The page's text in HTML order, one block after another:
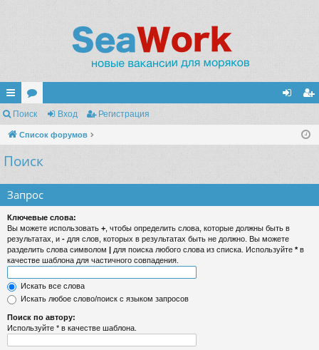
с
ы
лк
ор
ум
ы
ис
Поиск Вход Регистрация
Список форумов
Поиск
Запрос
Ключевые слова:
Вы можете использовать + , чтобы определить слова, которые должны быть в
результатах, и - для слов, которых в результатах быть не должно. Вы можете
разделить слова символом | для поиска любого слова из списка. Используйте *в
качестве шаблона для частичного совпадения.
Искать все слова
Искать любое слово/поиск с языком запросов
Поиск по автору:
Используйте * в качестве шаблона.